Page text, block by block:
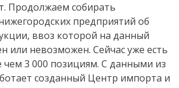
Продолжаем собирать
предприятий об
ввоз которой на данный
или невозможен. Сейчас уже есть
чем 3 000 позициям. С данными из
созданный Центр импорта и